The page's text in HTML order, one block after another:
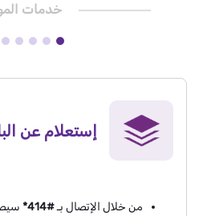
خدمات
إستعلام عن
من خلال الإتصال بـ#414*